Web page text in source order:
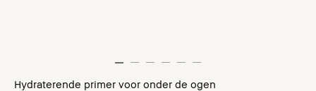
Hydraterende primer voor onder de ogen